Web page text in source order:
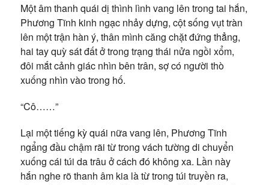
Một âm thanh quái dị thình lình vang lên trong tai hắn,
Phương Tĩnh kinh ngạc nhảy dựng, cột sống vụt tràn
lên một trận hàn ý, thân mình căng chặt đứng thẳng,
hai tay quỳ sát đất ở trong trạng thái nửa ngồi xổm,
đôi mắt cảnh giác nhìn bên trân, sợ có người thò
xuống nhìn vào trong hố.
“Cô……”
Lại một tiếng kỳ quái nữa vang lên, Phương Tĩnh
ngẩng đầu chậm rãi từ trong vách tường di chuyển
xuống cái túi da trâu ở cách đó không xa. Lần này
hắn nghe rõ thanh âm kia là từ trong túi truyền ra,